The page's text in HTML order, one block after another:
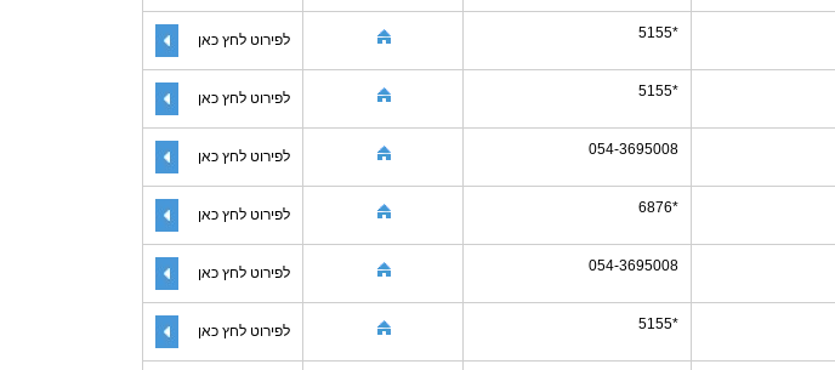
*5155 לפירוט לחץ כאן
*5155 לפירוט לחץ כאן
054-3695008 לפירוט לחץ כאן
*6876 לפירוט לחץ כאן
054-3695008 לפירוט לחץ כאן
*5155 לפירוט לחץ כאן